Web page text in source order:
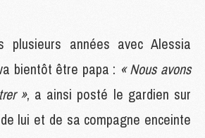
plusieurs années avec Alessia
bientôt être papa : « Nous avons
», a ainsi posté le gardien sur
lui et de sa compagne enceinte